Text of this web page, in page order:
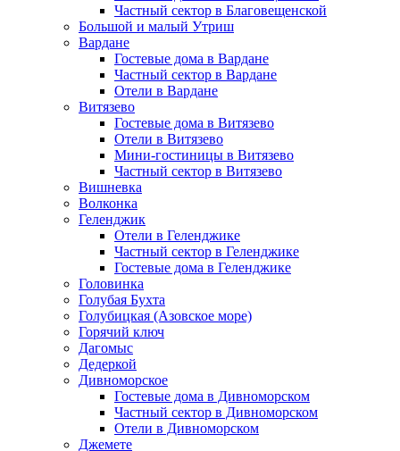
Частный сектор в Благовещенской
Большой и малый Утриш
Вардане
Гостевые дома в Вардане
Частный сектор в Вардане
Отели в Вардане
Витязево
Гостевые дома в Витязево
Отели в Витязево
Мини-гостиницы в Витязево
Частный сектор в Витязево
Вишневка
Волконка
Геленджик
Отели в Геленджике
Частный сектор в Геленджике
Гостевые дома в Геленджике
Головинка
Голубая Бухта
Голубицкая (Азовское море)
Горячий ключ
Дагомыс
Дедеркой
Дивноморское
Гостевые дома в Дивноморском
Частный сектор в Дивноморском
Отели в Дивноморском
Джемете